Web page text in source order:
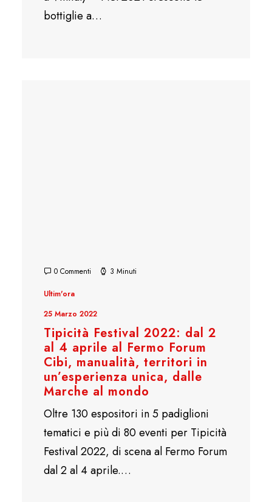
bottiglie a…
0 Commenti 3 Minuti
Ultim'ora
25 Marzo 2022
Tipicità Festival 2022: dal 2
al 4 aprile al Fermo Forum
Cibi, manualità, territori in
un’esperienza unica, dalle
Marche al mondo
Oltre 130 espositori in 5 padiglioni
tematici e più di 80 eventi per Tipicità
Festival 2022, di scena al Fermo Forum
dal 2 al 4 aprile.…